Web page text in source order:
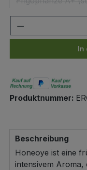
Produkt
In
Produktnummer:
Beschreibung
Honeoye ist eine
intensivem